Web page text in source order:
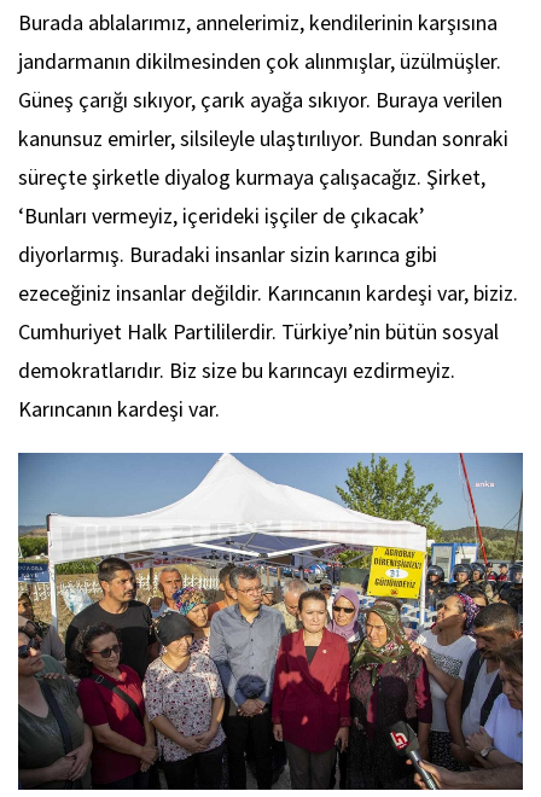
Burada ablalarımız, annelerimiz, kendilerinin karşısına
jandarmanın dikilmesinden çok alınmışlar, üzülmüşler.
Güneş çarığı sıkıyor, çarık ayağa sıkıyor. Buraya verilen
kanunsuz emirler, silsileyle ulaştırılıyor. Bundan sonraki
süreçte şirketle diyalog kurmaya çalışacağız. Şirket,
‘Bunları vermeyiz, içerideki işçiler de çıkacak’
diyorlarmış. Buradaki insanlar sizin karınca gibi
ezeceğiniz insanlar değildir. Karıncanın kardeşi var, biziz.
Cumhuriyet Halk Partililerdir. Türkiye’nin bütün sosyal
demokratlarıdır. Biz size bu karıncayı ezdirmeyiz.
Karıncanın kardeşi var.